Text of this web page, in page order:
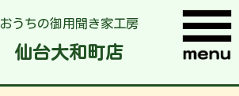
おうちの御用聞き家工房
仙台大和町店